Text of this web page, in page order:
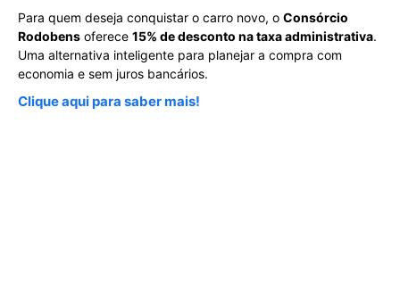
Para quem deseja conquistar o carro novo, o Consórcio
Rodobens oferece 15% de desconto na taxa administrativa.
Uma alternativa inteligente para planejar a compra com
economia e sem juros bancários.
Clique aqui para saber mais!